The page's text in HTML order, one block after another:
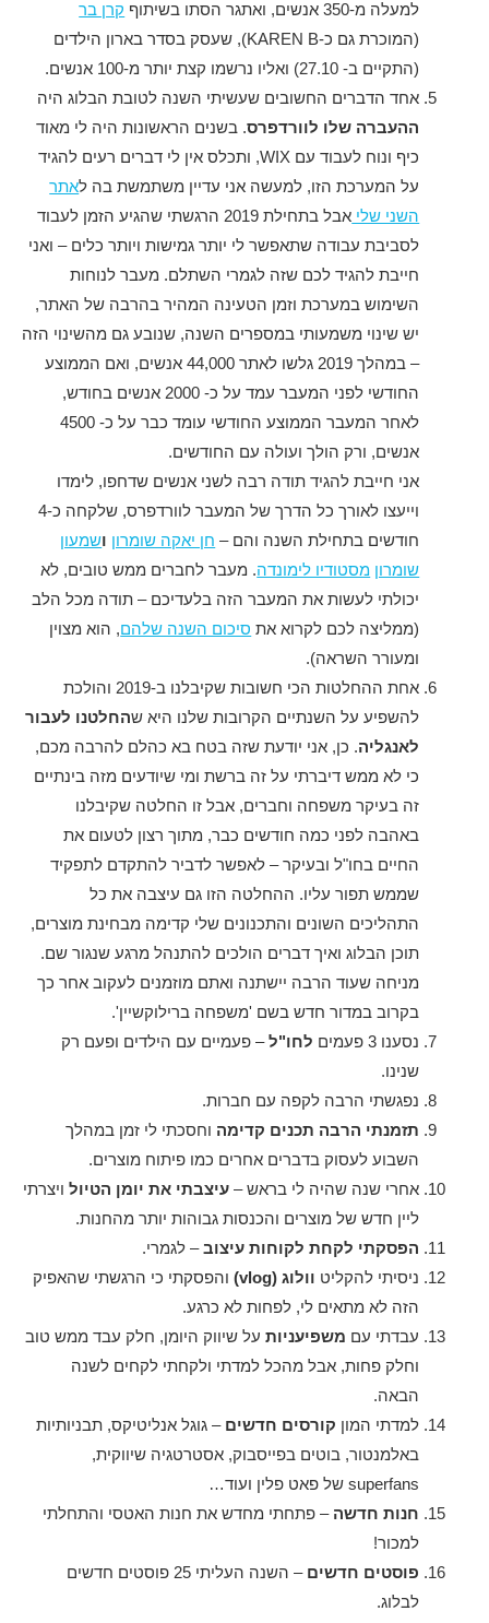
למעלה מ-350 אנשים, ואתגר הסתו בשיתוף
קרן בר
(המוכרת גם כ-KAREN B), שעסק בסדר בארון הילדים
(התקיים ב- 27.10) ואליו נרשמו קצת יותר מ-100 אנשים.
אחד הדברים החשובים שעשיתי השנה לטובת הבלוג היה
ההעברה שלו לוורדפרס. בשנים הראשונות היה לי מאוד
כיף ונוח לעבוד עם WIX, ותכלס אין לי דברים רעים להגיד
על המערכת הזו, למעשה אני עדיין משתמשת בה לאתר
השני שלי
אבל בתחילת 2019 הרגשתי שהגיע הזמן לעבוד
לסביבת עבודה שתאפשר לי יותר גמישות ויותר כלים – ואני
חייבת להגיד לכם שזה לגמרי השתלם. מעבר לנוחות
השימוש במערכת וזמן הטעינה המהיר בהרבה של האתר,
יש שינוי משמעותי במספרים השנה, שנובע גם מהשינוי הזה
– במהלך 2019 גלשו לאתר 44,000 אנשים, ואם הממוצע
החודשי לפני המעבר עמד על כ- 2000 אנשים בחודש,
לאחר המעבר הממוצע החודשי עומד כבר על כ- 4500
אנשים, ורק הולך ועולה עם החודשים.
אני חייבת להגיד תודה רבה לשני אנשים שדחפו, לימדו
וייעצו לאורך כל הדרך של המעבר לוורדפרס, שלקחה כ-4
חודשים בתחילת השנה והם – חן יאקה שומרון ושמעון
שומרון מסטודיו לימונדה. מעבר לחברים ממש טובים, לא
יכולתי לעשות את המעבר הזה בלעדיכם – תודה מכל הלב
(ממליצה לכם לקרוא את סיכום השנה שלהם, הוא מצוין
ומעורר השראה).
אחת ההחלטות הכי חשובות שקיבלנו ב-2019 והולכת
להשפיע על השנתיים הקרובות שלנו היא שהחלטנו לעבור
לאנגליה. כן, אני יודעת שזה בטח בא כהלם להרבה מכם,
כי לא ממש דיברתי על זה ברשת ומי שיודעים מזה בינתיים
זה בעיקר משפחה וחברים, אבל זו החלטה שקיבלנו
באהבה לפני כמה חודשים כבר, מתוך רצון לטעום את
החיים בחו"ל ובעיקר – לאפשר לדביר להתקדם לתפקיד
שממש תפור עליו. ההחלטה הזו גם עיצבה את כל
התהליכים השונים והתכנונים שלי קדימה מבחינת מוצרים,
תוכן הבלוג ואיך דברים הולכים להתנהל מרגע שנגור שם.
מניחה שעוד הרבה יישתנה ואתם מוזמנים לעקוב אחר כך
בקרוב במדור חדש בשם 'משפחה ברילוקשיין'.
נסענו 3 פעמים
לחו"ל– פעמיים עם הילדים ופעם רק
שנינו.
נפגשתי הרבה לקפה עם חברות.
תזמנתי הרבה תכנים קדימה וחסכתי לי זמן במהלך
השבוע לעסוק בדברים אחרים כמו פיתוח מוצרים.
אחרי שנה שהיה לי בראש – עיצבתי את יומן הטיולויצרתי
ליין חדש של מוצרים והכנסות גבוהות יותר מהחנות.
הפסקתי לקחת לקוחות עיצוב– לגמרי.
ניסיתי להקליט וולוג (vlog)
והפסקתי כי הרגשתי שהאפיק
הזה לא מתאים לי, לפחות לא כרגע.
עבדתי עם משפיעניות על שיווק היומן, חלק עבד ממש טוב
וחלק פחות, אבל מהכל למדתי ולקחתי לקחים לשנה
הבאה.
למדתי המון קורסים חדשים – גוגל אנליטיקס, תבניותיות
באלמנטור, בוטים בפייסבוק, אסטרטגיה שיווקית,
superfans של פאט פלין ועוד…
חנות חדשה – פתחתי מחדש את חנות האטסי והתחלתי
למכור!
פוסטים חדשים
– השנה העליתי 25 פוסטים חדשים
לבלוג.